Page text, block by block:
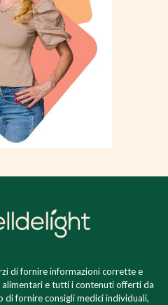
di fornire informazioni corrette e
e tutti i contenuti offerti da
di fornire consigli medici individuali,